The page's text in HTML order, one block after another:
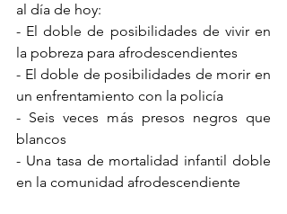
al día de hoy:
- El doble de posibilidades de vivir en
la pobreza para afrodescendientes
- El doble de posibilidades de morir en
un enfrentamiento con la policía
- Seis veces más presos negros que
blancos
- Una tasa de mortalidad infantil doble
en la comunidad afrodescendiente